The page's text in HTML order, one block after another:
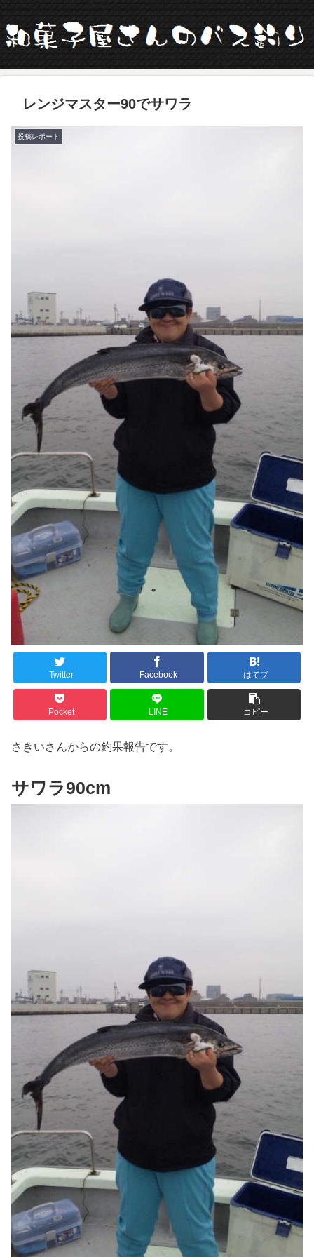
レンジマスター90でサワラ
投稿レポート
Twitter Facebook はてブ
Pocket LINE コピー
さきいさんからの釣果報告です。
サワラ90cm